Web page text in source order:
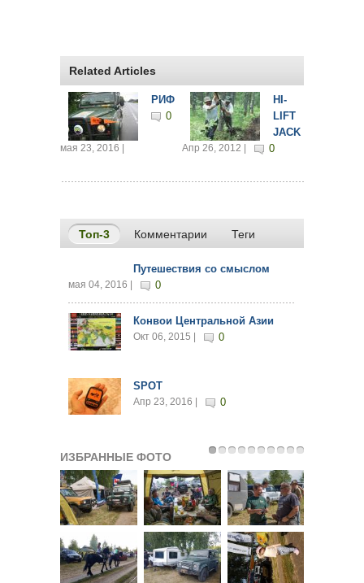
Related Articles
РИФ
мая 23, 2016 |
0
HI-
LIFT
JACK
Апр 26, 2012 | 0
Топ-3 (активная вкладка)
Комментарии Теги
Путешествия со смыслом
мая 04, 2016 | 0
Конвои Центральной Азии
Окт 06, 2015 | 0
SPOT
Апр 23, 2016 | 0
ИЗБРАННЫЕ ФОТО